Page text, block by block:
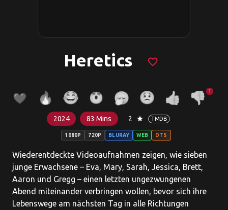
Heretics favorite_border
1
2024 83 Mins 2 star TMDB
1080P 720P BLURAY WEB DTS
Wiederentdeckte Videoaufnahmen zeigen, wie sieben
junge Erwachsene – Eva, Mary, Sarah, Jessica, Brett,
Aaron und Gregg – einen letzten ungezwungenen
Abend miteinander verbringen wollen, bevor sich ihre
Lebenswege am nächsten Tag in alle Richtungen